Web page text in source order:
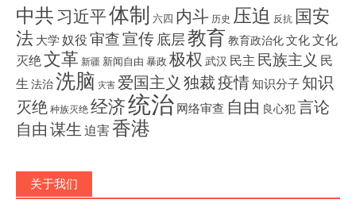
中共习近平体制 六四 内斗 历史 压迫 反抗 国安
法 大学 奴役 审查宣传底层教育 教育政治化文化文化
灭绝文革 新疆 新闻自由 暴政 极权 武汉 民主 民族主义 民
生 法治洗脑 灾害 爱国主义 独裁疫情知识分子 知识
灭绝 种族灭绝 经济统治 网络审查 自由 良心犯言论
自由 谋生 迫害香港
关于我们